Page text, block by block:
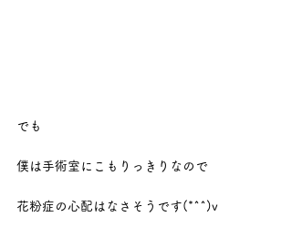
でも
僕は手術室にこもりっきりなので
花粉症の心配はなさそうです(*^^)v